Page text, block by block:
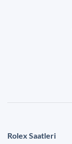
Rolex Saatleri